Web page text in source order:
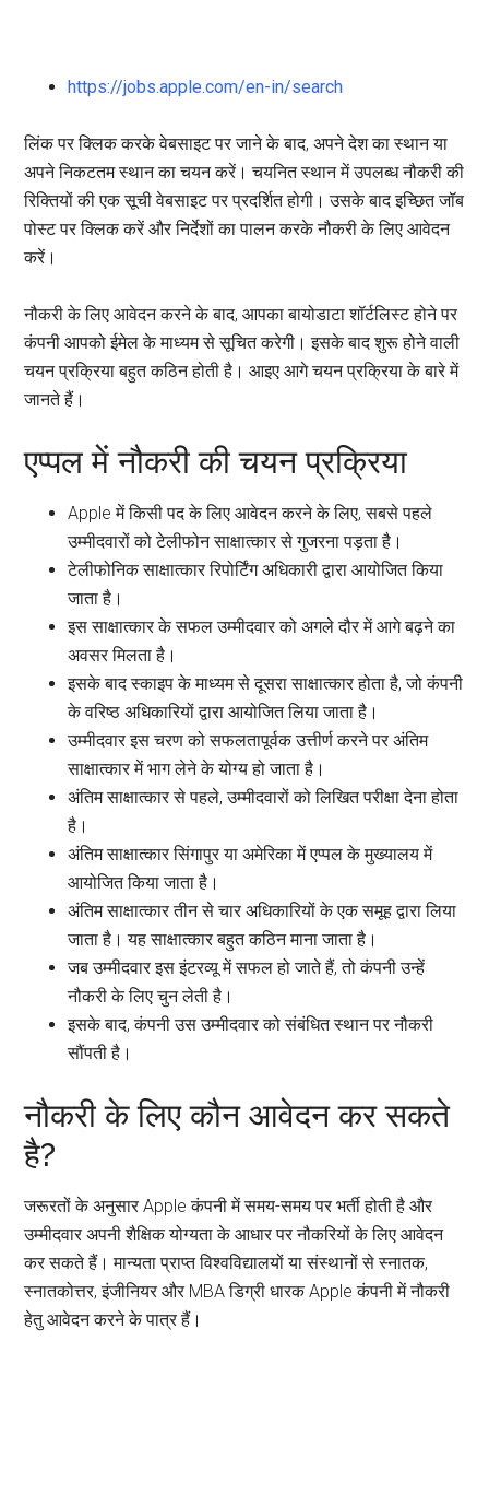
https://jobs.apple.com/en-in/search
लिंक पर क्लिक करके वेबसाइट पर जाने के बाद, अपने देश का स्थान या
अपने निकटतम स्थान का चयन करें। चयनित स्थान में उपलब्ध नौकरी की
रिक्तियों की एक सूची वेबसाइट पर प्रदर्शित होगी। उसके बाद इच्छित जॉब
पोस्ट पर क्लिक करें और निर्देशों का पालन करके नौकरी के लिए आवेदन
करें।
नौकरी के लिए आवेदन करने के बाद, आपका बायोडाटा शॉर्टलिस्ट होने पर
कंपनी आपको ईमेल के माध्यम से सूचित करेगी। इसके बाद शुरू होने वाली
चयन प्रक्रिया बहुत कठिन होती है। आइए आगे चयन प्रक्रिया के बारे में
जानते हैं।
एप्पल में नौकरी की चयन प्रक्रिया
Apple में किसी पद के लिए आवेदन करने के लिए, सबसे पहले
उम्मीदवारों को टेलीफोन साक्षात्कार से गुजरना पड़ता है।
टेलीफोनिक साक्षात्कार रिपोर्टिंग अधिकारी द्वारा आयोजित किया
जाता है।
इस साक्षात्कार के सफल उम्मीदवार को अगले दौर में आगे बढ़ने का
अवसर मिलता है।
इसके बाद स्काइप के माध्यम से दूसरा साक्षात्कार होता है, जो कंपनी
के वरिष्ठ अधिकारियों द्वारा आयोजित लिया जाता है।
उम्मीदवार इस चरण को सफलतापूर्वक उत्तीर्ण करने पर अंतिम
साक्षात्कार में भाग लेने के योग्य हो जाता है।
अंतिम साक्षात्कार से पहले, उम्मीदवारों को लिखित परीक्षा देना होता
है।
अंतिम साक्षात्कार सिंगापुर या अमेरिका में एप्पल के मुख्यालय में
आयोजित किया जाता है।
अंतिम साक्षात्कार तीन से चार अधिकारियों के एक समूह द्वारा लिया
जाता है। यह साक्षात्कार बहुत कठिन माना जाता है।
जब उम्मीदवार इस इंटरव्यू में सफल हो जाते हैं, तो कंपनी उन्हें
नौकरी के लिए चुन लेती है।
इसके बाद, कंपनी उस उम्मीदवार को संबंधित स्थान पर नौकरी
सौंपती है।
नौकरी के लिए कौन आवेदन कर सकते
है?
जरूरतों के अनुसार Apple कंपनी में समय-समय पर भर्ती होती है और
उम्मीदवार अपनी शैक्षिक योग्यता के आधार पर नौकरियों के लिए आवेदन
कर सकते हैं। मान्यता प्राप्त विश्वविद्यालयों या संस्थानों से स्नातक,
स्नातकोत्तर, इंजीनियर और MBA डिग्री धारक Apple कंपनी में नौकरी
हेतु आवेदन करने के पात्र हैं।